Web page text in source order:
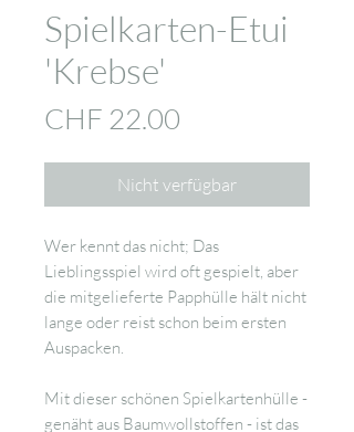
Spielkarten-Etui
'Krebse'
CHF 22.00
Nicht verfügbar
Wer kennt das nicht; Das
Lieblingsspiel wird oft gespielt, aber
die mitgelieferte Papphülle hält nicht
lange oder reist schon beim ersten
Auspacken.
Mit dieser schönen Spielkartenhülle -
genäht aus Baumwollstoffen - ist das